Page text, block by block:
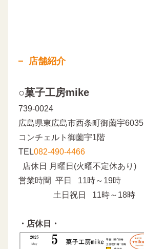
店舗紹介
○菓子工房mike
739-0024
広島県東広島市西条町御薗宇6035
コンチェルト御薗宇1階
TEL082-490-4466
店休日 月曜日(火曜不定休あり)
営業時間 平日 11時～19時
土日祝日 11時～18時
・店休日・